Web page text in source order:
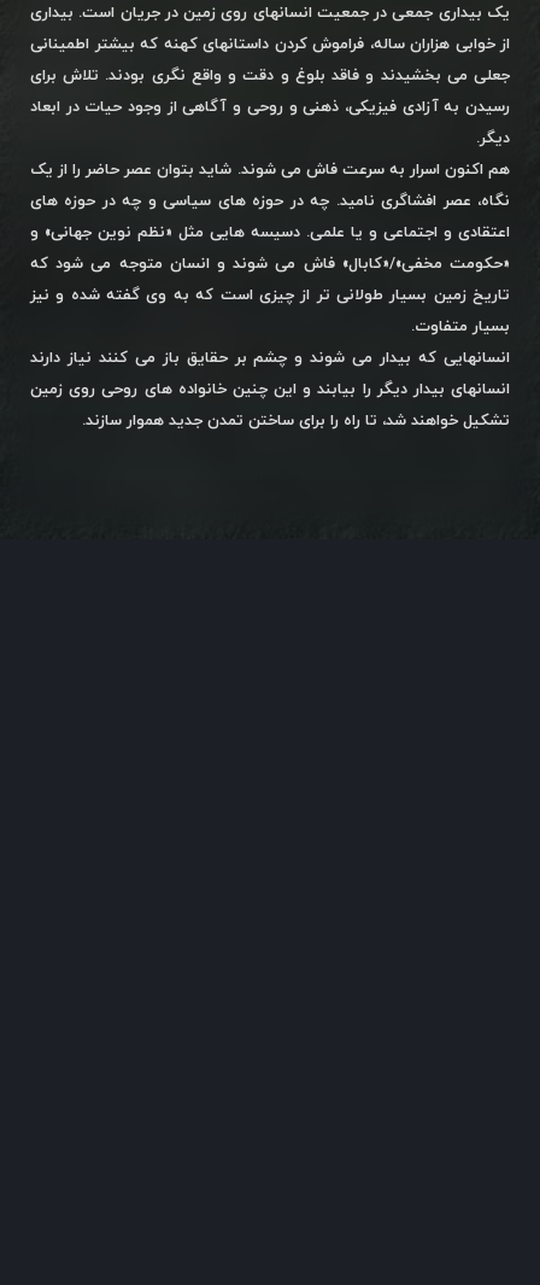
یک بیداری جمعی در جمعیت انسانهای روی زمین در جریان است. بیداری
از خوابی هزاران ساله، فراموش کردن داستانهای کهنه که بیشتر اطمینانی
جعلی می بخشیدند و فاقد بلوغ و دقت و واقع نگری بودند. تلاش برای
رسیدن به آزادی فیزیکی، ذهنی و روحی و آگاهی از وجود حیات در ابعاد
دیگر.
هم اکنون اسرار به سرعت فاش می شوند. شاید بتوان عصر حاضر را از یک
نگاه، عصر افشاگری نامید. چه در حوزه های سیاسی و چه در حوزه های
اعتقادی و اجتماعی و یا علمی. دسیسه هایی مثل «نظم نوین جهانی» و
«حکومت مخفی»/«کابال» فاش می شوند و انسان متوجه می شود که
تاریخ زمین بسیار طولانی تر از چیزی است که به وی گفته شده و نیز
بسیار متفاوت.
انسانهایی که بیدار می شوند و چشم بر حقایق باز می کنند نیاز دارند
انسانهای بیدار دیگر را بیابند و این چنین خانواده های روحی روی زمین
تشکیل خواهند شد، تا راه را برای ساختن تمدن جدید هموار سازند.